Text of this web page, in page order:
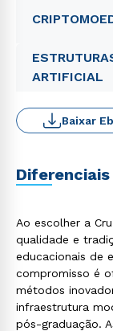
ARTIFICIAL
Baixar
Ao escolher a
qualidade e
educacionais de
compromisso é
métodos
infraestrutura
pós-graduação.